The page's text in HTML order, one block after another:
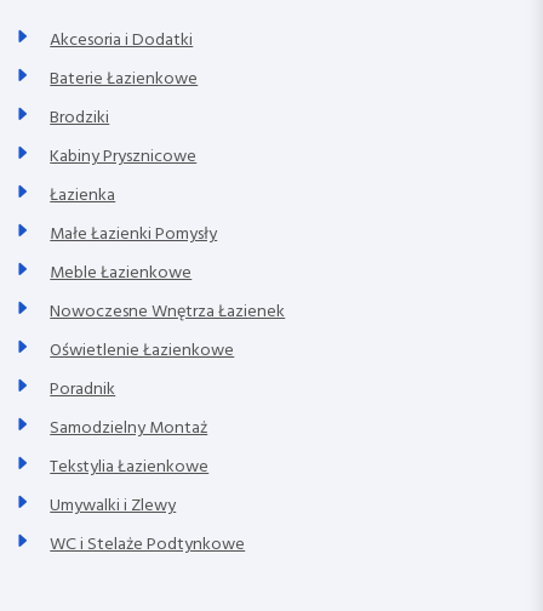
Akcesoria i Dodatki
Baterie Łazienkowe
Brodziki
Kabiny Prysznicowe
Łazienka
Małe Łazienki Pomysły
Meble Łazienkowe
Nowoczesne Wnętrza Łazienek
Oświetlenie Łazienkowe
Poradnik
Samodzielny Montaż
Tekstylia Łazienkowe
Umywalki i Zlewy
WC i Stelaże Podtynkowe